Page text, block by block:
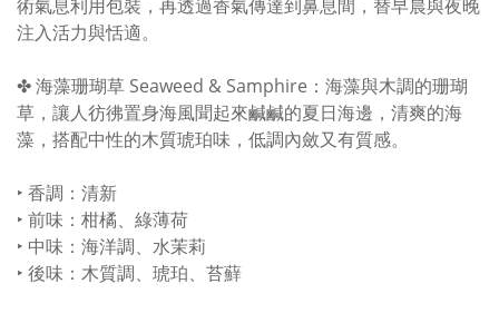
術氣息利用包裝，再透過香氣傳達到鼻息間，替早晨與夜晚
注入活力與恬適。
✤ 海藻珊瑚草 Seaweed & Samphire：海藻與木調的珊瑚
草，讓人彷彿置身海風聞起來鹹鹹的夏日海邊，清爽的海
藻，搭配中性的木質琥珀味，低調內斂又有質感。
‣ 香調：清新
‣ 前味：柑橘、綠薄荷
‣ 中味：海洋調、水茉莉
‣ 後味：木質調、琥珀、苔蘚